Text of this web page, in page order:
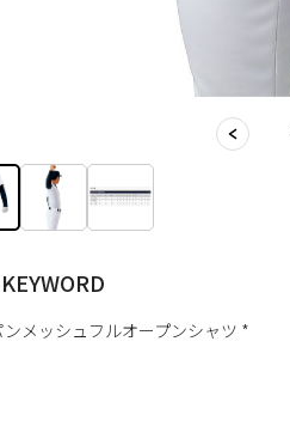
ンメッシュフルオープンシャツ *